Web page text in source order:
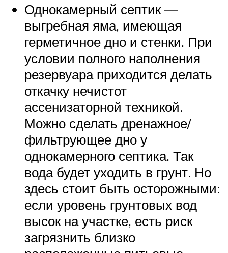
Однокамерный септик —
выгребная яма, имеющая
герметичное дно и стенки. При
условии полного наполнения
резервуара приходится делать
откачку нечистот
ассенизаторной техникой.
Можно сделать дренажное/
фильтрующее дно у
однокамерного септика. Так
вода будет уходить в грунт. Но
здесь стоит быть осторожными:
если уровень грунтовых вод
высок на участке, есть риск
загрязнить близко